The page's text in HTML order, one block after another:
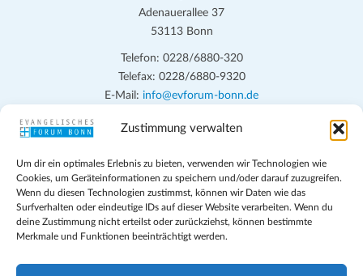
Zustimmung verwalten
Um dir ein optimales Erlebnis zu bieten, verwenden wir Technologien wie
Cookies, um Geräteinformationen zu speichern und/oder darauf zuzugreifen.
Wenn du diesen Technologien zustimmst, können wir Daten wie das
Surfverhalten oder eindeutige IDs auf dieser Website verarbeiten. Wenn du
deine Zustimmung nicht erteilst oder zurückziehst, können bestimmte
Merkmale und Funktionen beeinträchtigt werden.
Adenauerallee 37
53113 Bonn
Telefon: 0228/6880-320
Telefax: 0228/6880-9320
E-Mail: info@evforum-bonn.de
Das Evangelische Forum Bonn will in seinen zentralen
persönlichen, beruflichen, kirchlichen und öffentlichen Lebens
eingehen, zu offener Begegnung und ehrlicher Auseinandersetzung
anregen und mithelfen, aus der Verheißung des Evangeliums heraus
im individuellen und gesellschaftlichen Leben verantwortlich zu
denken, zu reden und zu handeln.